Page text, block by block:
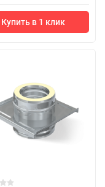
Купить в 1 клик